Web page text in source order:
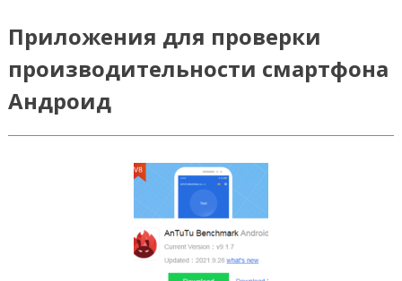
Приложения для проверки
производительности смартфона
Андроид